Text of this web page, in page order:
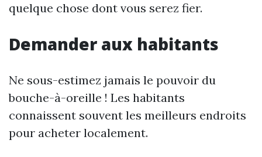
quelque chose dont vous serez fier.
Demander aux habitants
Ne sous-estimez jamais le pouvoir du
bouche-à-oreille ! Les habitants
connaissent souvent les meilleurs endroits
pour acheter localement.